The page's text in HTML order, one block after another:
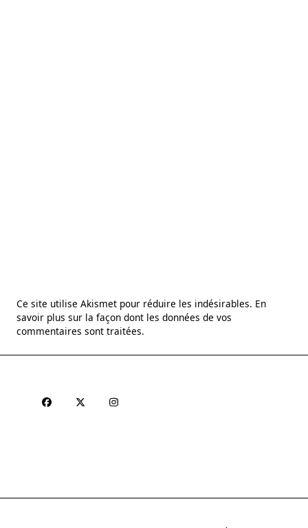
Ce site utilise Akismet pour réduire les indésirables. En
savoir plus sur la façon dont les données de vos
commentaires sont traitées.